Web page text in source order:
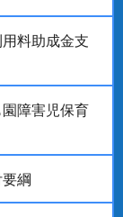
料助成金支
障害児保育
綱